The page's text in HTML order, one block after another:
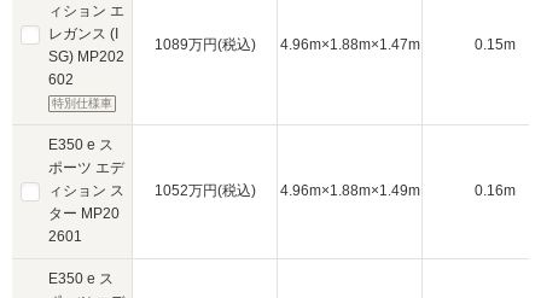
ィション エ
レガンス (I
SG) MP202
602
特別仕様車
E350 e ス
ポーツ エデ
ィション ス
ター MP20
2601
E350 e ス
1089万円(税込) 4.96m×1.88m×1.47m 0.15m
1052万円(税込) 4.96m×1.88m×1.49m 0.16m